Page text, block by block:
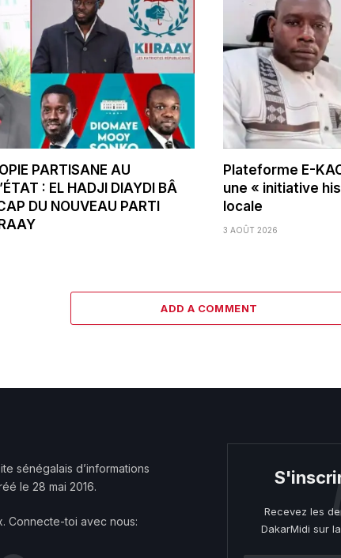
PARTISANE AU
: EL HADJI DIAYDI BÂ
DU NOUVEAU PARTI
Plateforme E-
une « initiative
locale
3 AOÛT 2026
ADD A COMMENT
sénégalais d’informations
le 28 mai 2016.
Connecte-toi avec nous:
Recevez les
DakarMidi sur